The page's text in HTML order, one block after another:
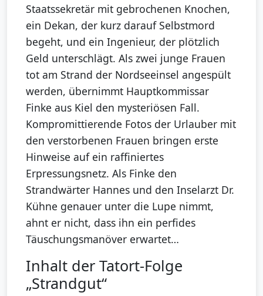
Staatssekretär mit gebrochenen Knochen,
ein Dekan, der kurz darauf Selbstmord
begeht, und ein Ingenieur, der plötzlich
Geld unterschlägt. Als zwei junge Frauen
tot am Strand der Nordseeinsel angespült
werden, übernimmt Hauptkommissar
Finke aus Kiel den mysteriösen Fall.
Kompromittierende Fotos der Urlauber mit
den verstorbenen Frauen bringen erste
Hinweise auf ein raffiniertes
Erpressungsnetz. Als Finke den
Strandwärter Hannes und den Inselarzt Dr.
Kühne genauer unter die Lupe nimmt,
ahnt er nicht, dass ihn ein perfides
Täuschungsmanöver erwartet…
Inhalt der Tatort-Folge
„Strandgut“